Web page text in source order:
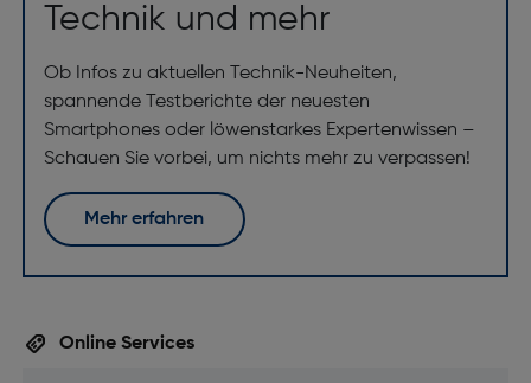
Technik und mehr
Ob Infos zu aktuellen Technik-Neuheiten,
spannende Testberichte der neuesten
Smartphones oder löwenstarkes Expertenwissen –
Schauen Sie vorbei, um nichts mehr zu verpassen!
Mehr erfahren
Online Services